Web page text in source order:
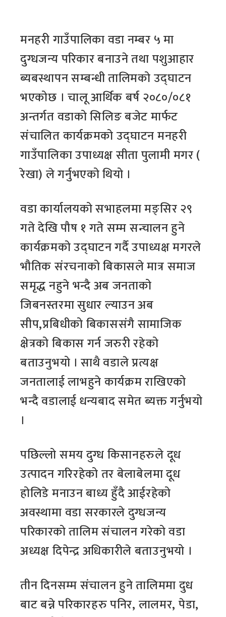
मनहरी गाउँपालिका वडा नम्बर ५ मा
दुग्धजन्य परिकार बनाउने तथा पशुआहार
ब्यबस्थापन सम्बन्धी तालिमको उद्घाटन
भएकोछ । चालू आर्थिक बर्ष २०८०/०८१
अन्तर्गत वडाको सिलिङ बजेट मार्फट
संचालित कार्यक्रमको उद्घाटन मनहरी
गाउँपालिका उपाध्यक्ष सीता पुलामी मगर (
रेखा) ले गर्नुभएको थियो ।
वडा कार्यालयको सभाहलमा मङ्सिर २९
गते देखि पौष १ गते सम्म सन्चालन हुने
कार्यक्रमको उद्घाटन गर्दै उपाध्यक्ष मगरले
भौतिक संरचनाको बिकासले मात्र समाज
समृद्ध नहुने भन्दै अब जनताको
जिबनस्तरमा सुधार ल्याउन अब
सीप,प्रबिधीको बिकाससंगै सामाजिक
क्षेत्रको बिकास गर्न जरुरी रहेको
बताउनुभयो । साथै वडाले प्रत्यक्ष
जनतालाई लाभहुने कार्यक्रम राखिएको
भन्दै वडालाई धन्यबाद समेत ब्यक्त गर्नुभयो
।
पछिल्लो समय दुग्ध किसानहरुले दूध
उत्पादन गरिरहेको तर बेलाबेलमा दूध
होलिडे मनाउन बाध्य हुँदै आईरहेको
अवस्थामा वडा सरकारले दुग्धजन्य
परिकारको तालिम संचालन गरेको वडा
अध्यक्ष दिपेन्द्र अधिकारीले बताउनुभयो ।
तीन दिनसम्म संचालन हुने तालिममा दुध
बाट बन्ने परिकारहरु पनिर, लालमर, पेडा,